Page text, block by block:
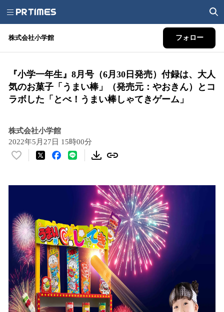
株式会社小学館 フォロー
『小学一年生』8月号（6月30日発売）付録は、大人
気のお菓子「うまい棒」（発売元：やおきん）とコ
ラボした「とべ！うまい棒しゃてきゲーム」
株式会社小学館
2022年5月27日 15時00分
い
を
読
み
込
み
中
で
す